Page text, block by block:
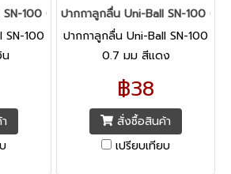
100 0.5 มม สีน้ำเงิน
SN-100
น
ปากกาลูกลื่น Uni-Ball SN-100
ปากกาลูกลื่น Uni-Ball SN-100
0.7 มม สีแดง
฿38
สั่งซื้อสินค้า
เปรียบเทียบ